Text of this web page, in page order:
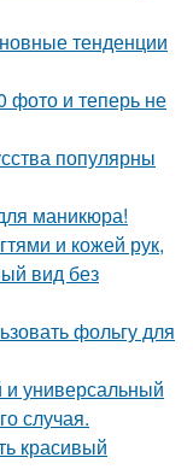
тенденции
фото и теперь не
популярны
маникюра!
и кожей рук,
вид без
фольгу для
универсальный
случая.
красивый